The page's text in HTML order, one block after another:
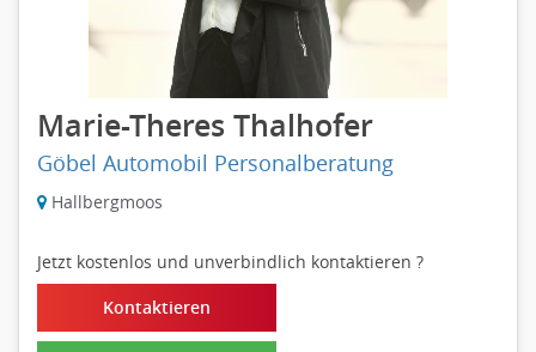
Marie-Theres Thalhofer
Göbel Automobil Personalberatung
Hallbergmoos
Jetzt kostenlos und unverbindlich kontaktieren ?
Kontaktieren